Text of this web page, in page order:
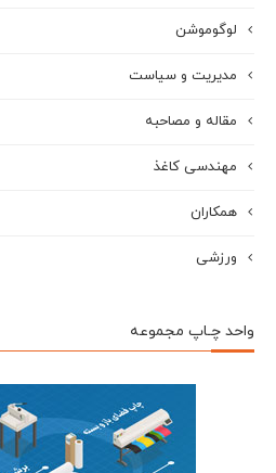
لوگوموشن
مدیریت و سیاست
مقاله و مصاحبه
مهندسی کاغذ
همکاران
ورزشی
واحد چـاپ مجموعه